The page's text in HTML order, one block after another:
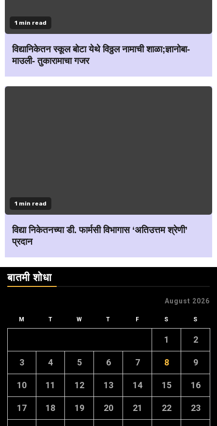
1 min read
विद्यानिकेतन स्कूल बोटा येथे विठ्ठल नामाची शाळा;ज्ञानोबा-
माउली- तुकारामाचा गजर
1 min read
विद्या निकेतनच्या डी. फार्मसी विभागास ‘अतिउत्तम श्रेणी’
प्रदान
बातमी शोधा
August 2026
M T W T F S S
1 2
3 4 5 6 7 8 9
10 11 12 13 14 15 16
17 18 19 20 21 22 23